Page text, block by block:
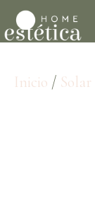
Inicio / Solar